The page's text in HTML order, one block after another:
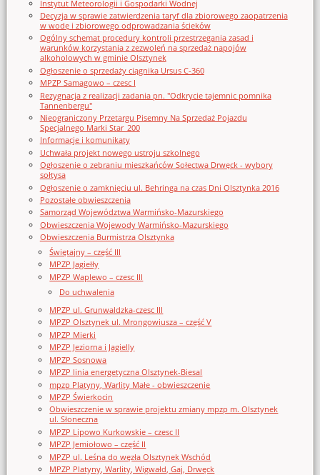
Instytut Meteorologii i Gospodarki Wodnej
Decyzja w sprawie zatwierdzenia taryf dla zbiorowego zaopatrzenia
w wodę i zbiorowego odprowadzania ścieków
Ogólny schemat procedury kontroli przestrzegania zasad i
warunków korzystania z zezwoleń na sprzedaż napojów
alkoholowych w gminie Olsztynek
Ogłoszenie o sprzedaży ciągnika Ursus C-360
MPZP Samagowo – czesc I
Rezygnacja z realizacji zadania pn. "Odkrycie tajemnic pomnika
Tannenbergu"
Nieograniczony Przetargu Pisemny Na Sprzedaż Pojazdu
Specjalnego Marki Star_200
Informacje i komunikaty
Uchwała projekt nowego ustroju szkolnego
Ogłoszenie o zebraniu mieszkańców Sołectwa Drwęck - wybory
sołtysa
Ogłoszenie o zamknięciu ul. Behringa na czas Dni Olsztynka 2016
Pozostałe obwieszczenia
Samorząd Województwa Warmińsko-Mazurskiego
Obwieszczenia Wojewody Warmińsko-Mazurskiego
Obwieszczenia Burmistrza Olsztynka
Świętajny – część III
MPZP Jagiełły
MPZP Waplewo – czesc III
Do uchwalenia
MPZP ul. Grunwaldzka-czesc III
MPZP Olsztynek ul. Mrongowiusza – część V
MPZP Mierki
MPZP Jeziorna i Jagielly
MPZP Sosnowa
MPZP linia energetyczna Olsztynek-Biesal
mpzp Platyny, Warlity Małe - obwieszczenie
MPZP Świerkocin
Obwieszczenie w sprawie projektu zmiany mpzp m. Olsztynek
ul. Słoneczna
MPZP Lipowo Kurkowskie – czesc II
MPZP Jemiołowo – część II
MPZP ul. Leśna do węzła Olsztynek Wschód
MPZP Platyny, Warlity, Wigwałd, Gaj, Drwęck